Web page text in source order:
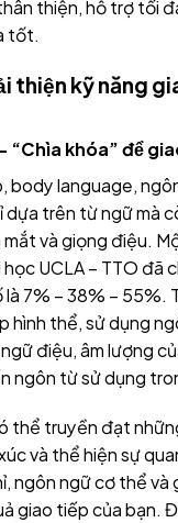
thiện, hỗ trợ tối
tốt.
thiện kỹ năng
“Chìa khóa” để
dựa trên từ ngữ mà
mắt và giọng điệu.
UCLA – TTO đã
7% – 38% – 55%.
hình thể, sử dụng
điệu, âm lượng
ngôn từ sử dụng
thể truyền đạt
và thể hiện sự
ngôn ngữ cơ thể và
giao tiếp của bạn.